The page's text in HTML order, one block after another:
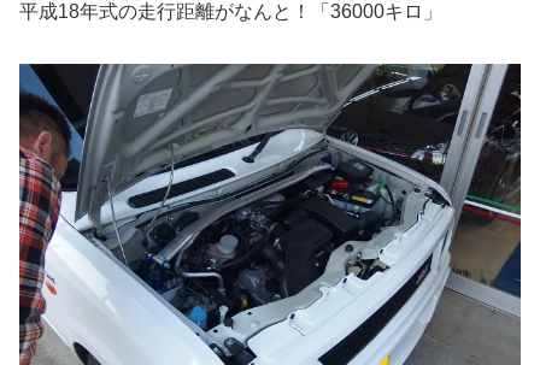
平成18年式の走行距離がなんと！「36000キロ」